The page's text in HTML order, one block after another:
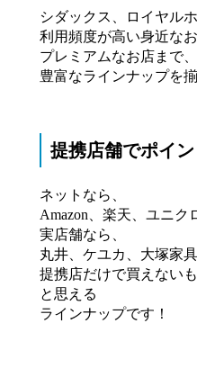
シダックス、ロイヤル
利用頻度が高い身近なお
プレミアムなお店まで、
豊富なラインナップを
提携店舗でポイン
ネットなら、
Amazon、楽天、ユニク
実店舗なら、
丸井、ケユカ、大塚家
提携店だけで買えない
と思える
ラインナップです！